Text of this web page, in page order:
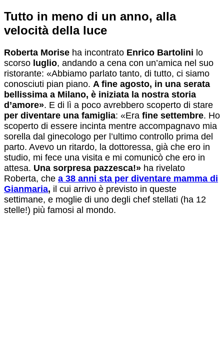
Tutto in meno di un anno, alla
velocità della luce
Roberta Morise ha incontrato Enrico Bartolini lo
scorso luglio, andando a cena con un’amica nel suo
ristorante: «Abbiamo parlato tanto, di tutto, ci siamo
conosciuti pian piano. A fine agosto, in una serata
bellissima a Milano, è iniziata la nostra storia
d’amore». E di lì a poco avrebbero scoperto di stare
per diventare una famiglia: «Era fine settembre. Ho
scoperto di essere incinta mentre accompagnavo mia
sorella dal ginecologo per l’ultimo controllo prima del
parto. Avevo un ritardo, la dottoressa, già che ero in
studio, mi fece una visita e mi comunicò che ero in
attesa. Una sorpresa pazzesca!» ha rivelato
Roberta, che a 38 anni sta per diventare mamma di
Gianmaria, il cui arrivo è previsto in queste
settimane, e moglie di uno degli chef stellati (ha 12
stelle!) più famosi al mondo.